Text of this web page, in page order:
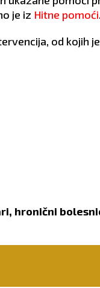
je iz Hitne pomoći.
od kojih
hronični